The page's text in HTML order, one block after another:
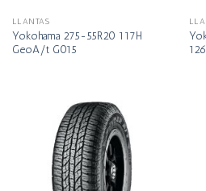
LLANTAS
Yokohama 275-55R20 117H
GeoA/t G015